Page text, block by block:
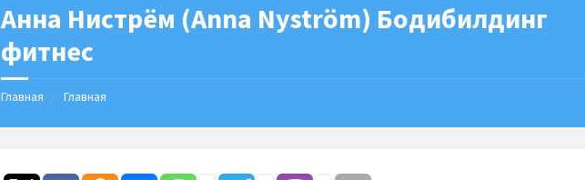
Анна Нистрём (Anna Nyström) Бодибилдинг
фитнес
Главная Главная